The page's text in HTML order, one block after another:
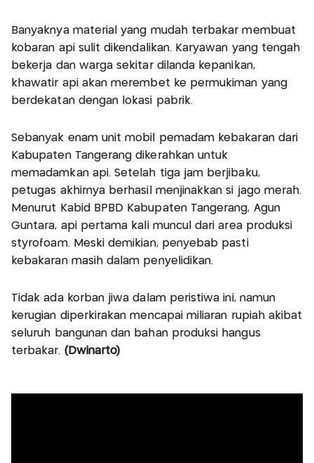
Banyaknya material yang mudah terbakar membuat
kobaran api sulit dikendalikan. Karyawan yang tengah
bekerja dan warga sekitar dilanda kepanikan,
khawatir api akan merembet ke permukiman yang
berdekatan dengan lokasi pabrik.
Sebanyak enam unit mobil pemadam kebakaran dari
Kabupaten Tangerang dikerahkan untuk
memadamkan api. Setelah tiga jam berjibaku,
petugas akhirnya berhasil menjinakkan si jago merah.
Menurut Kabid BPBD Kabupaten Tangerang, Agun
Guntara, api pertama kali muncul dari area produksi
styrofoam. Meski demikian, penyebab pasti
kebakaran masih dalam penyelidikan.
Tidak ada korban jiwa dalam peristiwa ini, namun
kerugian diperkirakan mencapai miliaran rupiah akibat
seluruh bangunan dan bahan produksi hangus
terbakar. (Dwinarto)